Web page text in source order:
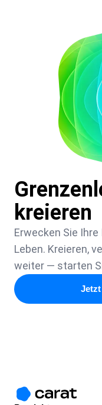
kreieren
Erwecken Sie
Leben. Kreieren,
weiter — starten